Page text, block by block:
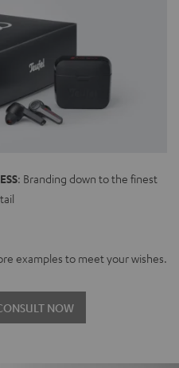
: Branding down to the finest
examples to meet your wishes.
NOW